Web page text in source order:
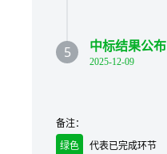
5 中标结果公布
2025-12-09
备注：
绿色
代表已完成环节